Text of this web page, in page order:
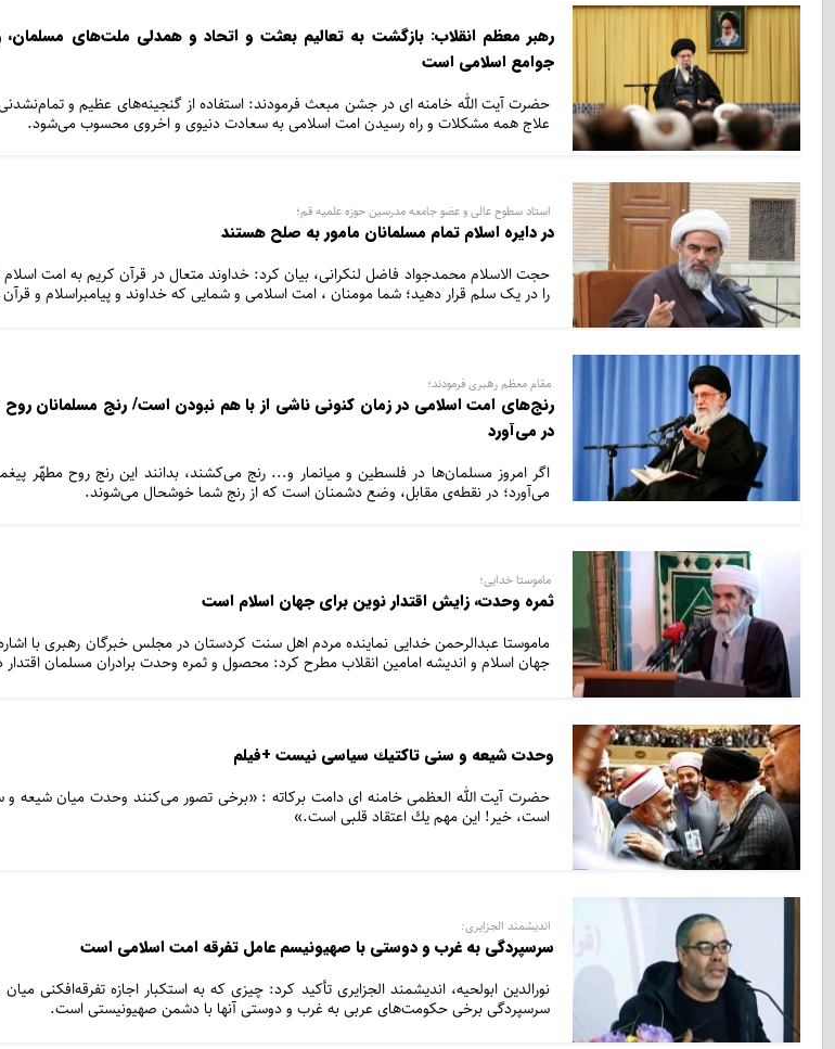
رهبر معظم انقلاب: بازگشت به تعالیم بعثت و اتحاد و همدلی ملت‌های
جوامع اسلامی است
حضرت آیت الله خامنه ای در جشن مبعث فرمودند: استفاده از گنجینه‌های عظیم و
علاج همه مشکلات و راه رسیدن امت اسلامی به سعادت دنیوی و اخروی محسوب می‌شود.
استاد سطوح عالی و عضو جامعه مدرسین حوزه علمیه قم؛
در دایره اسلام تمام مسلمانان مامور به صلح هستند
حجت الاسلام محمدجواد فاضل لنکرانی، بیان کرد: خداوند متعال در قرآن کریم به امت
را در یک سلم قرار دهید؛ شما مومنان ، امت اسلامی و شمایی که خداوند و پیامبراسلام و
مقام معظم رهبری فرمودند؛
رنج‌های امت اسلامی در زمان کنونی ناشی از با هم نبودن است/ رنج مسلمانان روح
در می‌آورد
اگر امروز مسلمان‌ها در فلسطین و میانمار و... رنج می‌کشند، بدانند این رنج روح مطهّر
می‌آورد؛ در نقطه‌ی مقابل، وضع دشمنان است که از رنج شما خوشحال می‌شوند.
ماموستا خدایی؛
ثمره وحدت، زایش اقتدار نوین برای جهان اسلام است
ماموستا عبدالرحمن خدایی نماینده مردم اهل سنت کردستان در مجلس خبرگان رهبری با
جهان اسلام و اندیشه امامین انقلاب مطرح کرد: محصول و ثمره وحدت برادران مسلمان اقتدار
وحدت شیعه و سنی تاكتیك سیاسی نیست +فیلم
حضرت آیت الله العظمی خامنه ای دامت برکاته : «برخی تصور می‌كنند وحدت میان شیعه
است، خیر! این مهم یك اعتقاد قلبی است.»
اندیشمند الجزایری:
سرسپردگی به غرب و دوستی با صهیونیسم عامل تفرقه امت اسلامی است
نورالدین ابولحیه، اندیشمند الجزایری تأکید کرد: چیزی که به استکبار اجازه تفرقه‌افکنی
سرسپردگی برخی حکومت‌های عربی به غرب و دوستی آنها با دشمن صهیونیستی است.